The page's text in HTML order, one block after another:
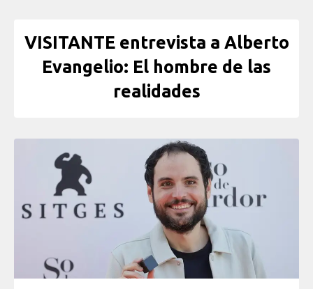
VISITANTE entrevista a Alberto
Evangelio: El hombre de las
realidades